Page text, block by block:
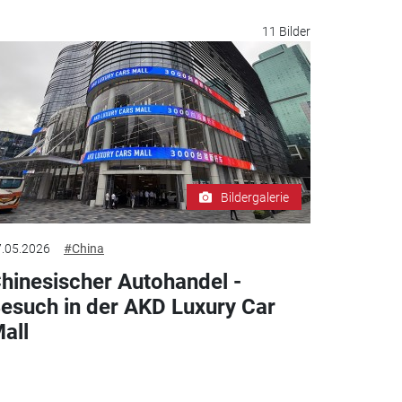
11 Bilder
Bildergalerie
#China
Autohandel -
in der AKD Luxury Car